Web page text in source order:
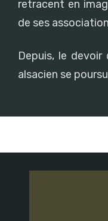
retracent en
de ses
Depuis, le
alsacien se